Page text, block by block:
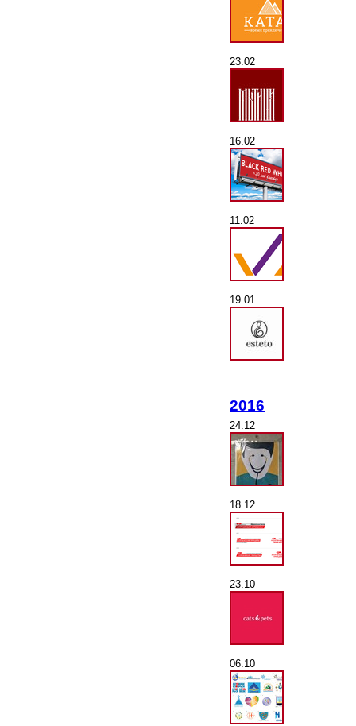
23.02
16.02
11.02
19.01
2016
24.12
18.12
23.10
06.10